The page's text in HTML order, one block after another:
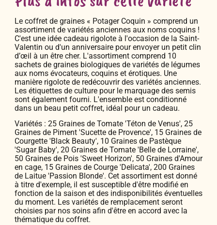
Le coffret de graines « Potager Coquin » comprend un
assortiment de variétés anciennes aux noms coquins !
C'est une idée cadeau rigolote à l'occasion de la Saint-
Valentin ou d'un anniversaire pour envoyer un petit clin
d’œil à un être cher. L'assortiment comprend 10
sachets de graines biologiques de variétés de légumes
aux noms évocateurs, coquins et érotiques. Une
manière rigolote de redécouvrir des variétés anciennes.
Les étiquettes de culture pour le marquage des semis
sont également fourni. L'ensemble est conditionné
dans un beau petit coffret, idéal pour un cadeau.
Variétés : 25 Graines de Tomate 'Téton de Venus', 25
Graines de Piment 'Sucette de Provence', 15 Graines de
Courgette 'Black Beauty', 10 Graines de Pastèque
'Sugar Baby', 20 Graines de Tomate 'Belle de Lorraine',
50 Graines de Pois 'Sweet Horizon', 50 Graines d'Amour
en cage, 15 Graines de Courge 'Delicata', 200 Graines
de Laitue 'Passion Blonde'. Cet assortiment est donné
à titre d'exemple, il est susceptible d'être modifié en
fonction de la saison et des indisponibilités éventuelles
du moment. Les variétés de remplacement seront
choisies par nos soins afin d'être en accord avec la
thématique du coffret.